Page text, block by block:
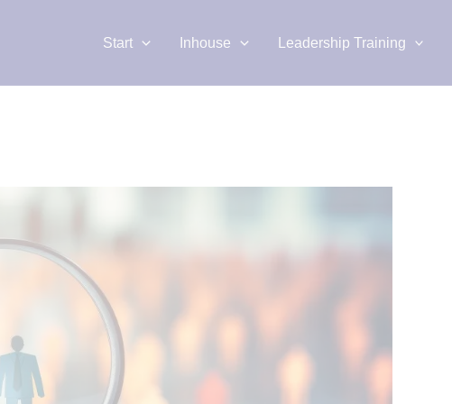
Start Inhouse Leadership Training